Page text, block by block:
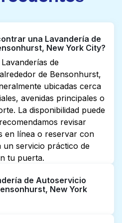
una Lavandería de
New York City?
de
de Bensonhurst,
ubicadas cerca
avenidas principales o
La disponibilidad puede
revisar
en línea o reservar con
un servicio práctico de
tu puerta.
de Autoservicio
New York